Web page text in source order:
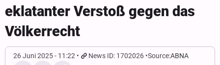
eklatanter Verstoß gegen das
Völkerrecht
26 Juni 2025 - 11:22 News ID: 1702026 Source:ABNA